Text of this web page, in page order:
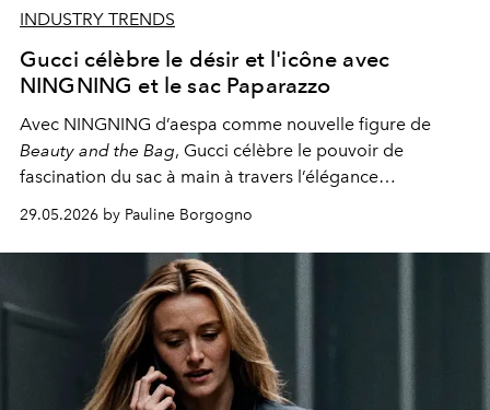
INDUSTRY TRENDS
Gucci célèbre le désir et l'icône avec
NINGNING et le sac Paparazzo
Avec NINGNING d’aespa comme nouvelle figure de
Beauty and the Bag, Gucci célèbre le pouvoir de
fascination du sac à main à travers l’élégance
29.05.2026 by Pauline Borgogno